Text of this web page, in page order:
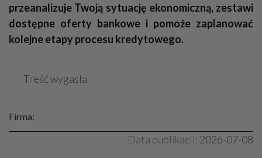
przeanalizuje Twoją sytuację ekonomiczną, zestawi
dostępne oferty bankowe i pomoże zaplanować
kolejne etapy procesu kredytowego.
Treść wygasła
Firma:
Data publikacji: 2026-07-08